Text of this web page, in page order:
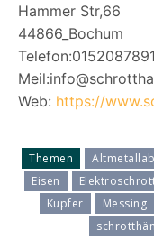
Hammer Str,66
44866_Bochum
Web: https://
Themen
Eisen
Kupfer
Messing